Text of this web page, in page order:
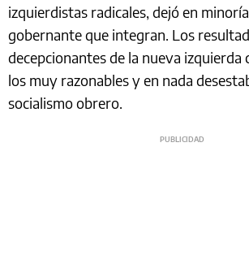
izquierdistas radicales, dejó en
gobernante que integran. Los
decepcionantes de la nueva izquierda
los muy razonables y en nada
socialismo obrero.